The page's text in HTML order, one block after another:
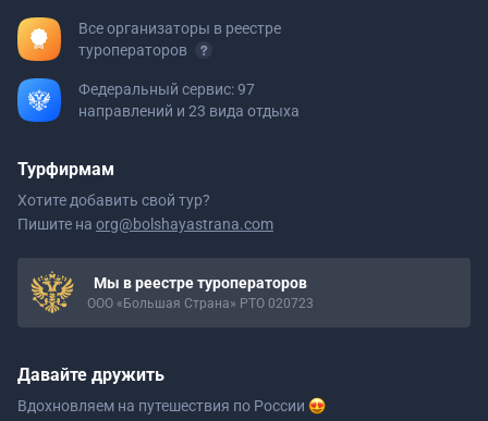
Все организаторы в реестре
туроператоров
Федеральный сервис: 97
направлений и 23 вида отдыха
Турфирмам
Хотите добавить свой тур?
Пишите на org@bolshayastrana.com
Мы в реестре туроператоров
ООО «Большая Страна» РТО 020723
Давайте дружить
Вдохновляем на путешествия по России